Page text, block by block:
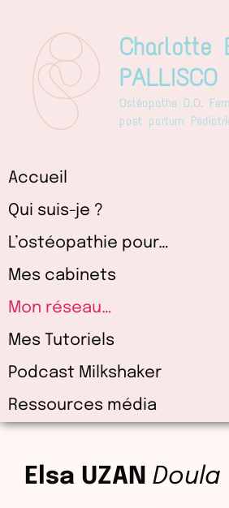
contenu
Charlotte
PALLISCO
Ostéopathe D.O.
post partum
Accueil
Qui suis-je ?
L’ostéopathie pour…
Mes cabinets
Mon réseau…
Mes Tutoriels
Podcast Milkshaker
Ressources média
Elsa UZAN Doula